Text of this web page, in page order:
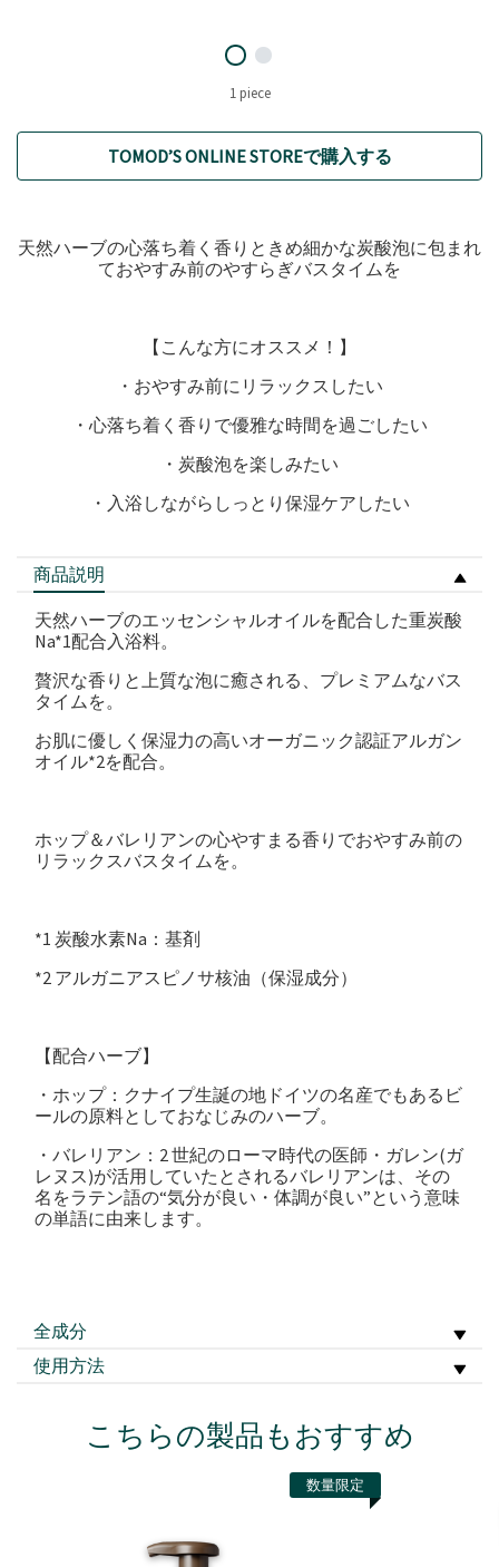
1 piece
TOMOD’S ONLINE STOREで購入する
天然ハーブの心落ち着く香りときめ細かな炭酸泡に包まれ
ておやすみ前のやすらぎバスタイムを
【こんな方にオススメ！】
・おやすみ前にリラックスしたい
・心落ち着く香りで優雅な時間を過ごしたい
・炭酸泡を楽しみたい
・入浴しながらしっとり保湿ケアしたい
商品説明
天然ハーブのエッセンシャルオイルを配合した重炭酸
Na*1配合入浴料。
贅沢な香りと上質な泡に癒される、プレミアムなバス
タイムを。
お肌に優しく保湿力の高いオーガニック認証アルガン
オイル*2を配合。
ホップ＆バレリアンの心やすまる香りでおやすみ前の
リラックスバスタイムを。
*1 炭酸水素Na：基剤
*2 アルガニアスピノサ核油（保湿成分）
【配合ハーブ】
・ホップ：クナイプ生誕の地ドイツの名産でもあるビ
ールの原料としておなじみのハーブ。
・バレリアン：2 世紀のローマ時代の医師・ガレン(ガ
レヌス)が活用していたとされるバレリアンは、その
名をラテン語の“気分が良い・体調が良い”という意味
の単語に由来します。
全成分
使用方法
こちらの製品もおすすめ
数量限定